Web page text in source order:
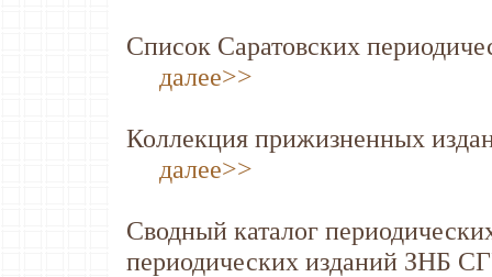
Список Саратовских
далее>>
Коллекция прижизненных
далее>>
Сводный каталог
периодических изданий ЗНБ